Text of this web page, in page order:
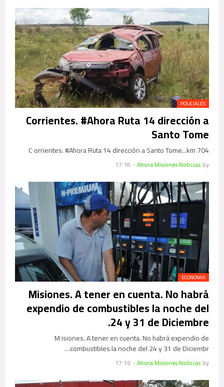
POLICIALES
Corrientes. #Ahora Ruta 14 dirección a
Santo Tome
C orrientes. #Ahora Ruta 14 dirección a Santo Tome...km 704
by
Ahora Misiones Noticias
-
17:18
ECONOMIA
Misiones. A tener en cuenta. No habrá
expendio de combustibles la noche del
24 y 31 de Diciembre.
M isiones. A tener en cuenta. No habrá expendio de
combustibles la noche del 24 y 31 de Diciembr…
by
Ahora Misiones Noticias
-
17:16